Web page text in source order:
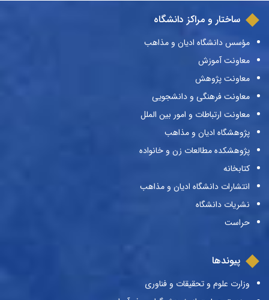
ساختار و مراکز دانشگاه
مؤسس دانشگاه ادیان و مذاهب
معاونت آموزش
معاونت پژوهش
معاونت فرهنگی و دانشجویی
معاونت ارتباطات و امور بین الملل
پژوهشگاه ادیان و مذاهب
پژوهشکده مطالعات زن و خانواده
کتابخانه
انتشارات دانشگاه ادیان و مذاهب
نشریات دانشگاه
حراست
پیوندها
وزارت علوم و تحقیقات و فناوری